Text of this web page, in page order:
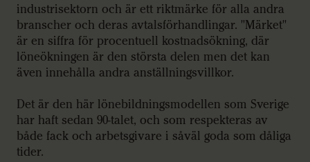
industrisektorn och är ett riktmärke för alla andra
branscher och deras avtalsförhandlingar. "Märket"
är en siffra för procentuell kostnadsökning, där
löneökningen är den största delen men det kan
även innehålla andra anställningsvillkor.
Det är den här lönebildningsmodellen som Sverige
har haft sedan 90-talet, och som respekteras av
både fack och arbetsgivare i såväl goda som dåliga
tider.